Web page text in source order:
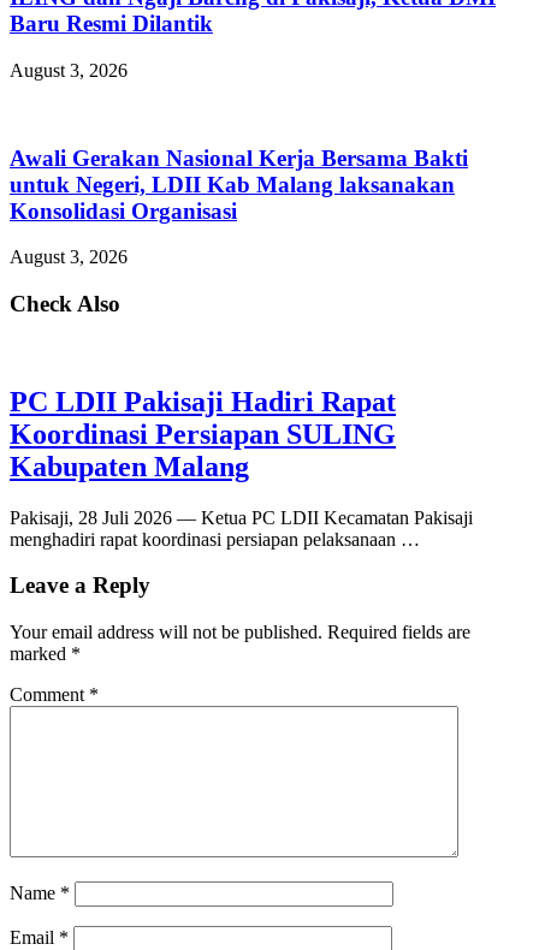
Baru Resmi Dilantik
August 3, 2026
Awali Gerakan Nasional Kerja Bersama Bakti
untuk Negeri, LDII Kab Malang laksanakan
Konsolidasi Organisasi
August 3, 2026
Check Also
PC LDII Pakisaji Hadiri Rapat
Koordinasi Persiapan SULING
Kabupaten Malang
Pakisaji, 28 Juli 2026 — Ketua PC LDII Kecamatan Pakisaji
menghadiri rapat koordinasi persiapan pelaksanaan …
Leave a Reply
Your email address will not be published. Required fields are
marked *
Comment *
Name *
Email *